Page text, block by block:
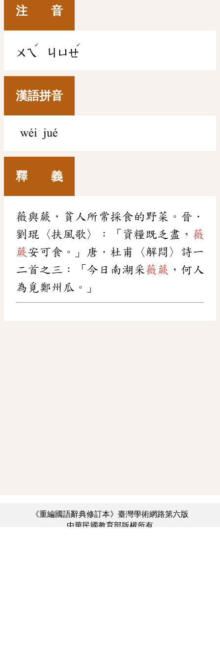
注 音
ㄨㄟ
ˊ
ㄐㄩㄝ
ˊ
漢語拼音
wéi jué
釋 義
薇與蕨，貧人所常採食的野菜。晉．
劉琨〈扶風歌〉：「資糧既乏盡， 薇
蕨安可食。」唐．杜甫〈解悶〉詩一
二首之三：「今日南湖采薇蕨 ，何人
為覓鄭州瓜。」
《重編國語辭典修訂本》臺灣學術網路第六版
中華民國教育部版權所有